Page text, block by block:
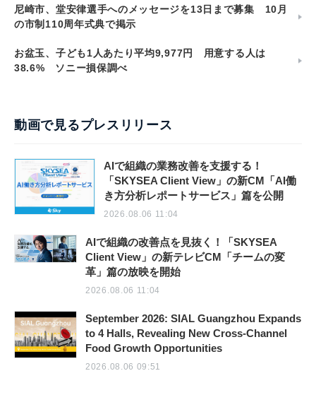
尼崎市、堂安律選手へのメッセージを13日まで募集 10月
の市制110周年式典で掲示
お盆玉、子ども1人あたり平均9,977円 用意する人は
38.6% ソニー損保調べ
動画で見るプレスリリース
AIで組織の業務改善を支援する！
「SKYSEA Client View」の新CM「AI働
き方分析レポートサービス」篇を公開
2026.08.06 11:04
AIで組織の改善点を見抜く！「SKYSEA
Client View」の新テレビCM「チームの変
革」篇の放映を開始
2026.08.06 11:04
September 2026: SIAL Guangzhou Expands
to 4 Halls, Revealing New Cross-Channel
Food Growth Opportunities
2026.08.06 09:51